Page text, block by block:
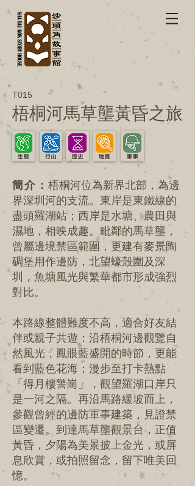
T01 5
梧桐河馬草壟黃昏之旅
簡介：梧桐河位為新界北部，為邊
界深圳河的支流。東岸是東鐵線的
盡頭羅湖站；西岸是水塘、農田與
濕地，相映成趣。毗鄰的馬草壟，
曾屬邊境禁區範圍，更建有麥景陶
碉堡用作邊防，北望蠔殼圍及深
圳，魚塘風光與繁華都市形成強烈
對比。
本路線整體難度不高，適合好友結
伴或親子共遊：沿梧桐河邊觀覽自
然風光，鳳眼藍盛開的時節，更能
看到藍色花海；漫步至打卡熱點
「得月樓警崗」，觀望羅湖口岸只
是一河之隔。再沿馬路緩坡而上，
參觀曾經的邊防軍事建築，見證禁
區變遷。到達馬草壟觀景台，正值
黃昏，夕陽為美景披上金光，或屏
息欣賞，或拍照留念，留下唯美回
憶。